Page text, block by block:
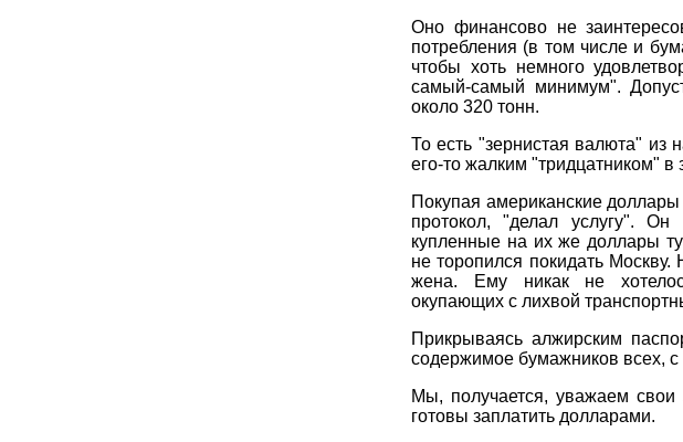
Оно финансово не
потребления (в том числе и
чтобы хоть немного
самый-самый минимум".
около 320 тонн.
То есть "зернистая валюта" из
его-то жалким "тридцатником"
Покупая американские
протокол, "делал услугу".
купленные на их же доллары
не торопился покидать Москву.
жена. Ему никак не
окупающих с лихвой
Прикрываясь алжирским
содержимое бумажников всех, с
Мы, получается, уважаем свои
готовы заплатить долларами.